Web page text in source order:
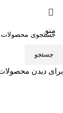
منو
جستجو
برای دیدن